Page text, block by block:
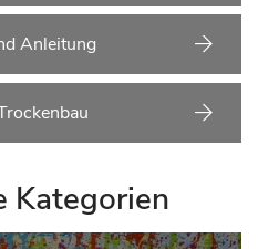
Anleitung
Kategorien